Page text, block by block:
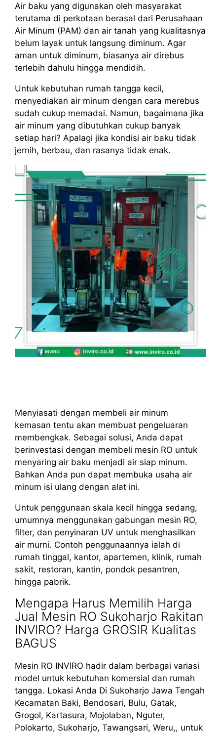
Air baku yang digunakan oleh masyarakat
terutama di perkotaan berasal dari Perusahaan
Air Minum (PAM) dan air tanah yang kualitasnya
belum layak untuk langsung diminum. Agar
aman untuk diminum, biasanya air direbus
terlebih dahulu hingga mendidih.
Untuk kebutuhan rumah tangga kecil,
menyediakan air minum dengan cara merebus
sudah cukup memadai. Namun, bagaimana jika
air minum yang dibutuhkan cukup banyak
setiap hari? Apalagi jika kondisi air baku tidak
jernih, berbau, dan rasanya tidak enak.
Menyiasati dengan membeli air minum
kemasan tentu akan membuat pengeluaran
membengkak. Sebagai solusi, Anda dapat
berinvestasi dengan membeli mesin RO untuk
menyaring air baku menjadi air siap minum.
Bahkan Anda pun dapat membuka usaha air
minum isi ulang dengan alat ini.
Untuk penggunaan skala kecil hingga sedang,
umumnya menggunakan gabungan mesin RO,
filter, dan penyinaran UV untuk menghasilkan
air murni. Contoh penggunaannya ialah di
rumah tinggal, kantor, apartemen, klinik, rumah
sakit, restoran, kantin, pondok pesantren,
hingga pabrik.
Mengapa Harus Memilih Harga
Jual Mesin RO Sukoharjo Rakitan
INVIRO? Harga GROSIR Kualitas
BAGUS
Mesin RO INVIRO hadir dalam berbagai variasi
model untuk kebutuhan komersial dan rumah
tangga. Lokasi Anda Di Sukoharjo Jawa Tengah
Kecamatan Baki, Bendosari, Bulu, Gatak,
Grogol, Kartasura, Mojolaban, Nguter,
Polokarto, Sukoharjo, Tawangsari, Weru,, untuk